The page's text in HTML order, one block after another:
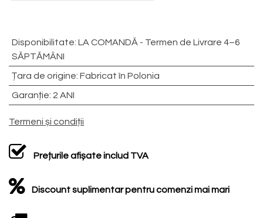
Disponibilitate: LA COMANDĂ - Termen de Livrare 4–6
SĂPTĂMÂNI
Țara de origine: Fabricat în Polonia
Garanție: 2 ANI
Termeni și condiții
Prețurile afișate includ TVA
Discount suplimentar pentru comenzi mai mari